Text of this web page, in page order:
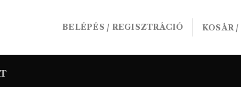
BELÉPÉS / REGISZTRÁCIÓ KOSÁR /